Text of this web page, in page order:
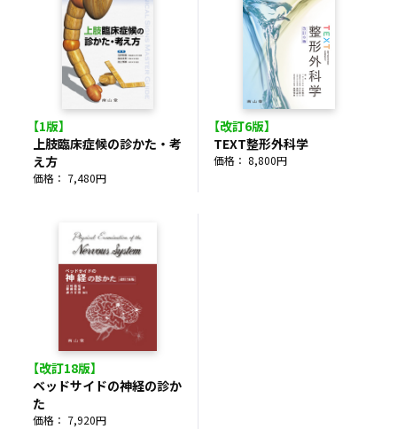
【1版】
上肢臨床症候の診かた・考
え方
価格： 7,480円
【改訂6版】
TEXT整形外科学
価格： 8,800円
【改訂18版】
ベッドサイドの神経の診か
た
価格： 7,920円